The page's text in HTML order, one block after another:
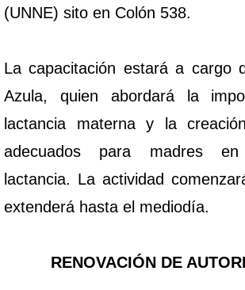
(UNNE) sito en Colón 538.
La capacitación estará a cargo
Azula, quien abordará la
lactancia materna y la
adecuados para madres
lactancia. La actividad
extenderá hasta el mediodía.
RENOVACIÓN DE